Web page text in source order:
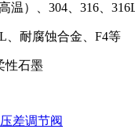
温）、304、316、
、耐腐蚀合金、F4等
性石墨
差调节阀